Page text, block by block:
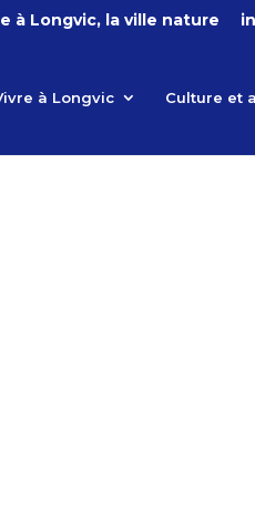
à Longvic, la ville nature
à Longvic Culture et